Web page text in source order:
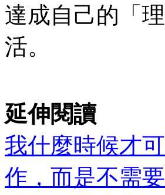
達成自己的「
活。
延伸閱讀
我什麼時候才
作，而是不需